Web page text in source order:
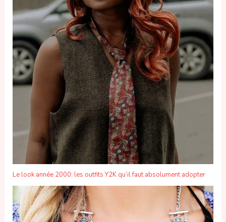
Le look année 2000: les outfits Y2K qu’il faut absolument adopter